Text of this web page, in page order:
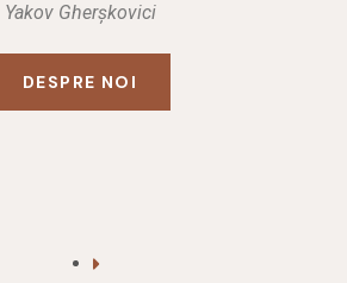
Yakov Gherșkovici
DESPRE NOI